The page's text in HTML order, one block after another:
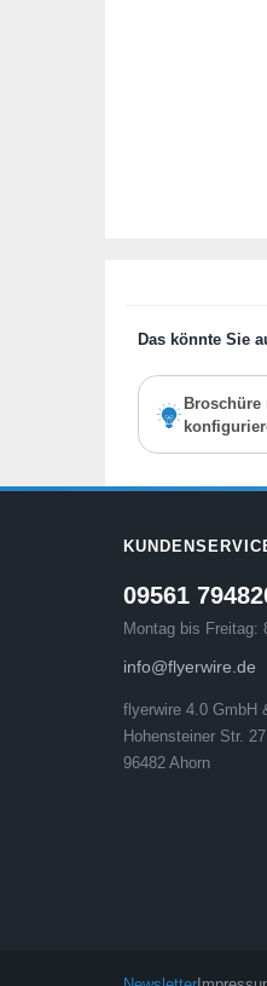
Das könnte Sie
Broschüre
09561
Montag bis Freitag:
info@flyerwire.de
flyerwire 4.0 GmbH
Hohensteiner Str. 27
96482 Ahorn